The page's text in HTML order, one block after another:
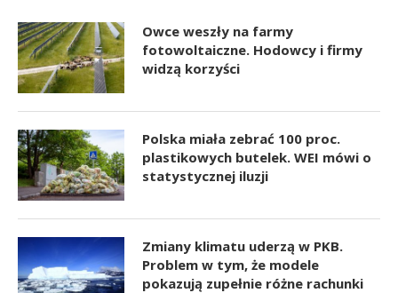
Owce weszły na farmy
fotowoltaiczne. Hodowcy i firmy
widzą korzyści
Polska miała zebrać 100 proc.
plastikowych butelek. WEI mówi o
statystycznej iluzji
Zmiany klimatu uderzą w PKB.
Problem w tym, że modele
pokazują zupełnie różne rachunki